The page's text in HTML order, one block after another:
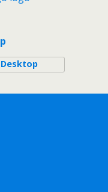
Desktop